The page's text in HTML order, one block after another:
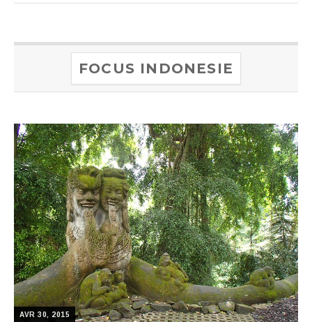
FOCUS INDONESIE
AVR 30, 2015